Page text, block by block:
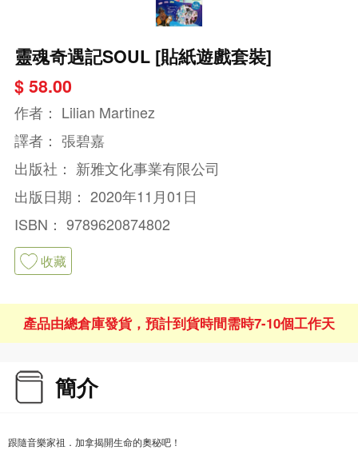
靈魂奇遇記SOUL [貼紙遊戲套裝]
$ 58.00
作者： Lilian Martinez
譯者： 張碧嘉
出版社： 新雅文化事業有限公司
出版日期： 2020年11月01日
ISBN： 9789620874802
收藏
產品由總倉庫發貨，預計到貨時間需時7-10個工作天
簡介
跟隨音樂家祖．加拿揭開生命的奧秘吧！